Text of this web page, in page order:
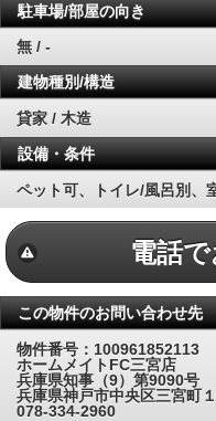
駐車場/部屋の向き
無 / -
建物種別/構造
貸家 / 木造
設備・条件
ペット可、トイレ/風呂別、
電話
この物件のお問い合わせ先
物件番号：100961852113
ホームメイトFC三宮店
兵庫県知事（9）第9090号
兵庫県神戸市中央区三宮町
078-334-2960